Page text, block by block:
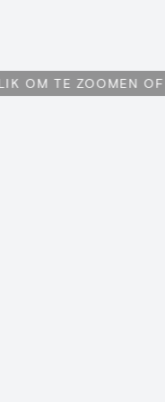
OM TE ZOOMEN